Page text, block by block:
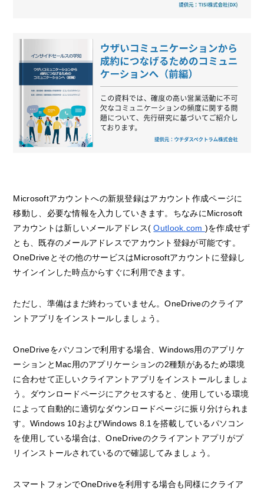
Microsoftアカウントへの新規登録はアカウント作成ページに
移動し、必要な情報を入力していきます。ちなみにMicrosoft
アカウントは新しいメールアドレス(Outlook.com )を作成せず
とも、既存のメールアドレスでアカウント登録が可能です。
OneDriveとその他のサービスはMicrosoftアカウントに登録し
サインインした時点からすぐに利用できます。
ただし、準備はまだ終わっていません。OneDriveのクライア
ントアプリをインストールしましょう。
OneDriveをパソコンで利用する場合、Windows用のアプリケ
ーションとMac用のアプリケーションの2種類があるため環境
に合わせて正しいクライアントアプリをインストールしましょ
う。ダウンロードページにアクセスすると、使用している環境
によって自動的に適切なダウンロードページに振り分けられま
す。Windows 10およびWindows 8.1を搭載しているパソコン
を使用している場合は、OneDriveのクライアントアプリがプ
リインストールされているので確認してみましょう。
スマートフォンでOneDriveを利用する場合も同様にクライア